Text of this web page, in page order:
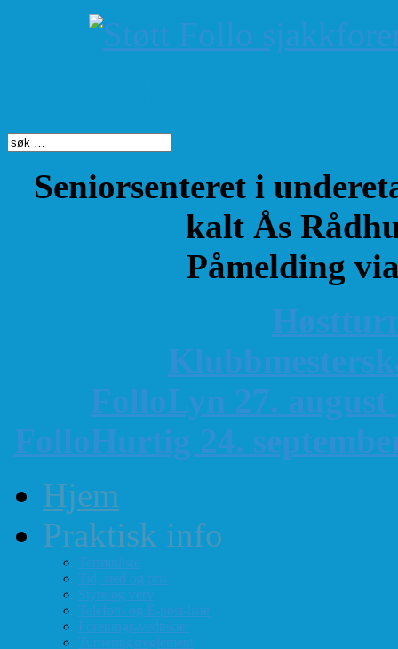
Seniorsenteret i
kalt Ås
Påmelding
K
FolloLyn 27. august
FolloHurtig 24.
Hjem
Praktisk info
Terminliste
Tid, sted og pris
Styre og verv
Telefon- og E-post-liste
Forenings-vedtekter
Turneringsreglement